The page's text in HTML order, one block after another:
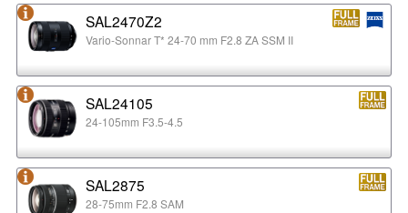
SAL2470Z2
Vario-Sonnar T* 24-70 mm F2.8 ZA SSM II
SAL24105
24-105mm F3.5-4.5
SAL2875
28-75mm F2.8 SAM